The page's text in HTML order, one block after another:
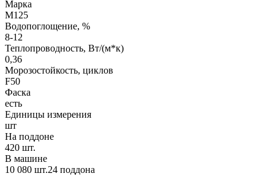
Марка
М125
Водопоглощение, %
8-12
Теплопроводность, Вт/(м*к)
0,36
Морозостойкость, циклов
F50
Фаска
есть
Единицы измерения
шт
На поддоне
420 шт.
В машине
10 080 шт.24 поддона